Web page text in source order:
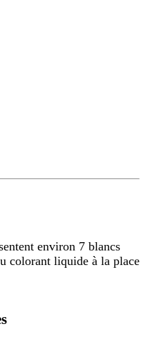
environ 7 blancs
colorant liquide à la place